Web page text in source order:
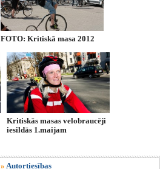
FOTO: Kritiskā masa 2012
Kritiskās masas velobraucēji
iesildās 1.maijam
» Autortiesības